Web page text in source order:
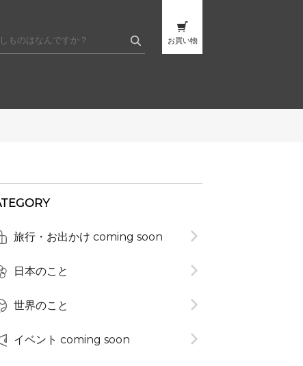
お買い物
旅行・お出かけ coming soon
日本のこと
世界のこと
イベント coming soon